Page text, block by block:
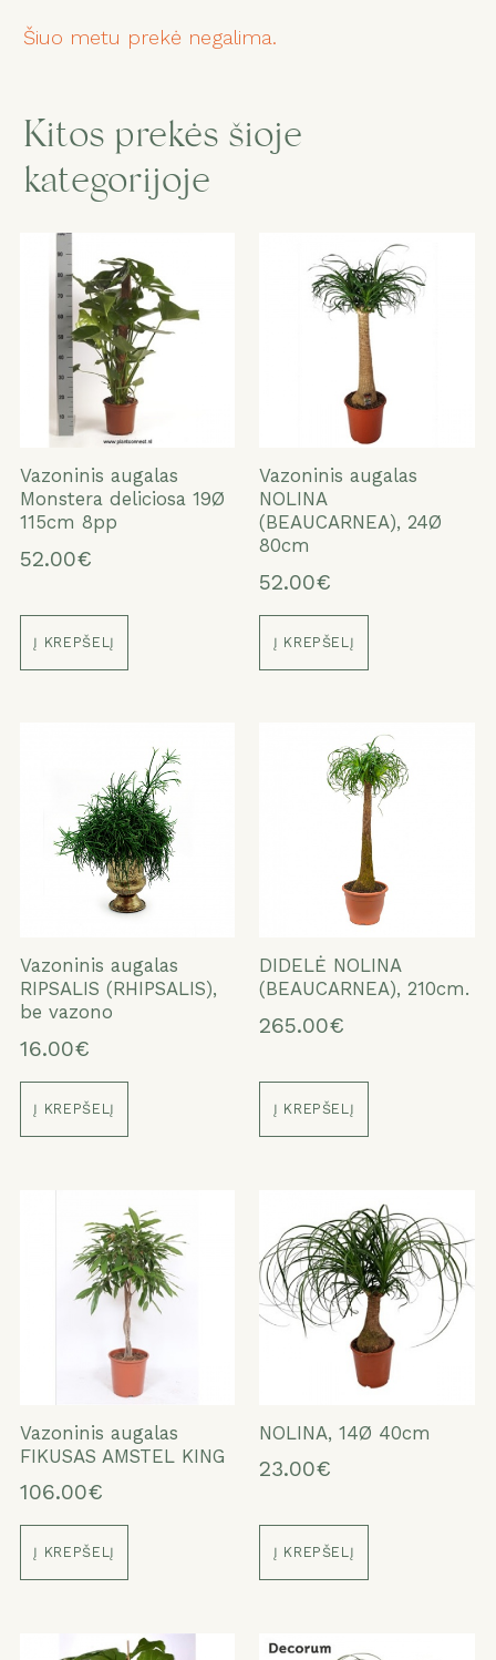
Šiuo metu prekė negalima.
Kitos prekės šioje
kategorijoje
Vazoninis augalas
Monstera deliciosa 19Ø
115cm 8pp
52.00€
Į KREPŠELĮ
Vazoninis augalas
NOLINA
(BEAUCARNEA), 24Ø
80cm
52.00€
Į KREPŠELĮ
Vazoninis augalas
RIPSALIS (RHIPSALIS),
be vazono
16.00€
Į KREPŠELĮ
DIDELĖ NOLINA
(BEAUCARNEA), 210cm.
265.00€
Į KREPŠELĮ
Vazoninis augalas
FIKUSAS AMSTEL KING
106.00€
Į KREPŠELĮ
NOLINA, 14Ø 40cm
23.00€
Į KREPŠELĮ